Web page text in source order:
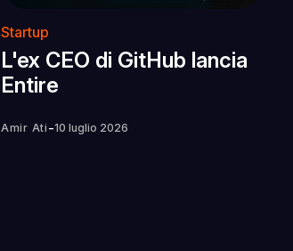
Startup
L'ex CEO di GitHub lancia
Entire
Amir Ati -10 luglio 2026